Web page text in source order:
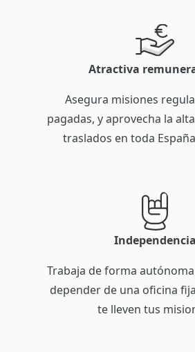
Atractiva
Asegura misiones
pagadas, y aprovecha la
traslados en toda
Independencia
Trabaja de forma
depender de una oficina
te lleven tus